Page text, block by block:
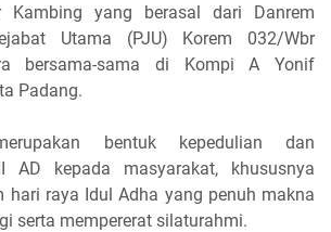
yang berasal dari Danrem
Utama (PJU) Korem 032/Wbr
bersama-sama di Kompi A Yonif
Padang.
bentuk kepedulian dan
AD kepada masyarakat, khususnya
hari raya Idul Adha yang penuh makna
serta mempererat silaturahmi.